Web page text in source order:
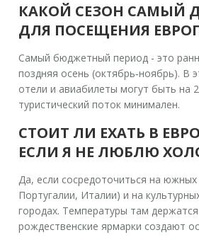
КАКОЙ СЕЗОН САМЫЙ
ДЛЯ ПОСЕЩЕНИЯ
Самый бюджетный период - это
поздняя осень (октябрь‑ноябрь). В
отели и авиабилеты могут быть на
туристический поток минимален.
СТОИТ ЛИ ЕХАТЬ В
ЕСЛИ Я НЕ ЛЮБЛЮ
Да, если сосредоточиться на южных
Португалии, Италии) и на
городах. Температуры там держатся
рождественские ярмарки создают